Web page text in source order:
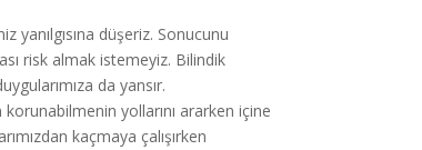
yanılgısına düşeriz. Sonucunu
risk almak istemeyiz. Bilindik
da yansır.
yollarını ararken içine
kaçmaya çalışırken